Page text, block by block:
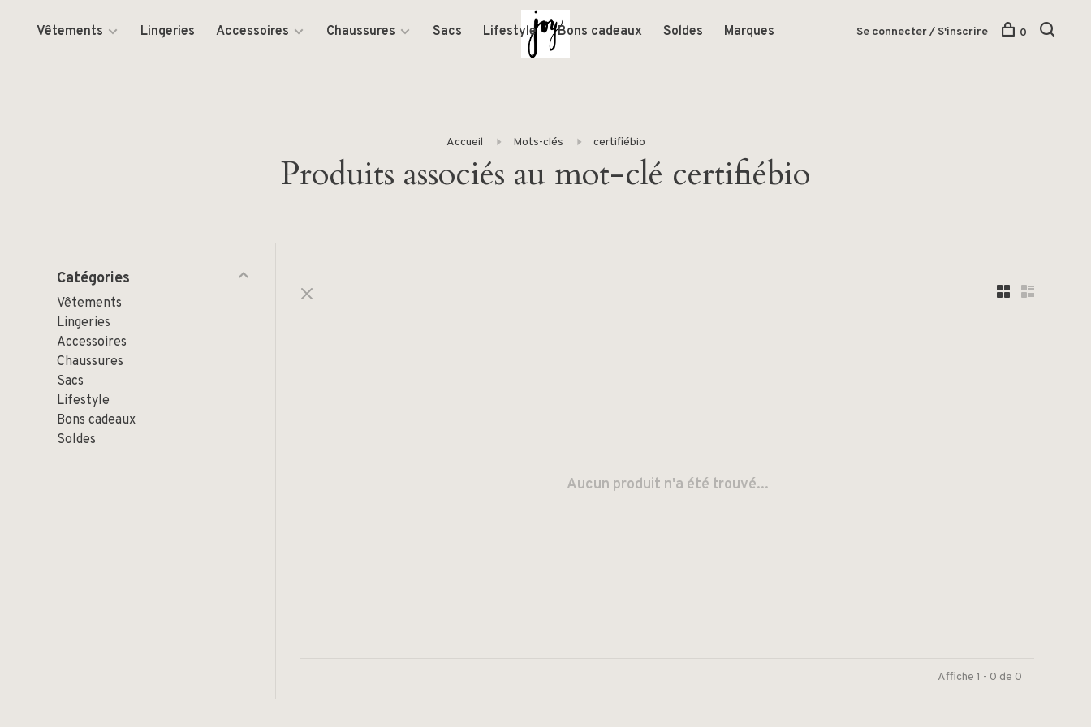
Vêtements Lingeries Accessoires Chaussures Sacs Lifestyle Bons cadeaux Soldes Marques Se connecter / S'inscrire 0
Accueil Mots-clés certifiébio
Produits associés au mot-clé certifiébio
Catégories
Vêtements
Lingeries
Accessoires
Chaussures
Sacs
Lifestyle
Bons cadeaux
Soldes
Aucun produit n'a été trouvé...
Affiche 1 - 0 de 0